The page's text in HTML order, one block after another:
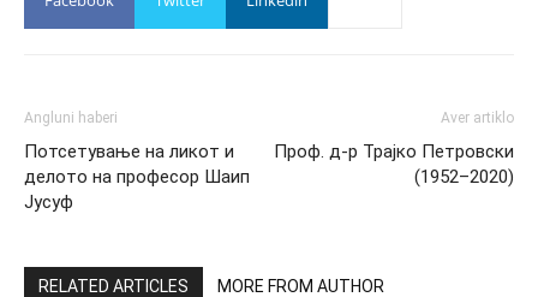
Angluni haberi
Потсетување на ликот и
делото на професор Шаип
Јусуф
Aver artiklo
Проф. д-р Трајко Петровски
(1952–2020)
RELATED ARTICLES MORE FROM AUTHOR